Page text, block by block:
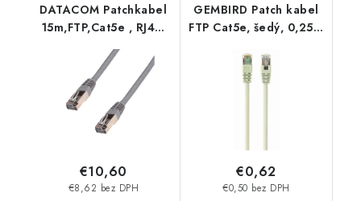
DATACOM Patchkabel
15m,FTP,Cat5e , RJ45,
€8,62 bez DPH
€10,60
GEMBIRD Patch kabel
FTP Cat5e, šedý, 0,25m
€0,50 bez DPH
€0,62